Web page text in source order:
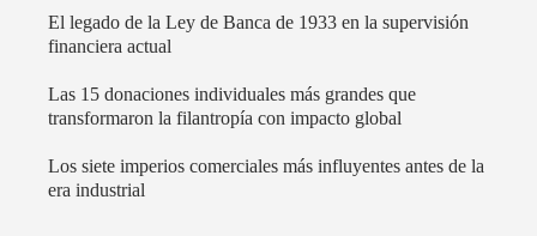
El legado de la Ley de Banca de 1933 en la supervisión
financiera actual
Las 15 donaciones individuales más grandes que
transformaron la filantropía con impacto global
Los siete imperios comerciales más influyentes antes de la
era industrial